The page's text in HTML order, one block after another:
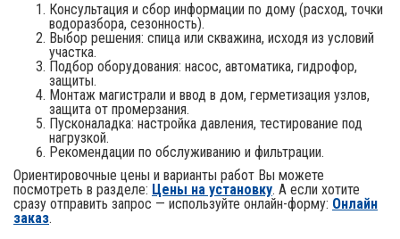
Консультация и сбор информации по дому (расход, точки
водоразбора, сезонность).
Выбор решения: спица или скважина, исходя из условий
участка.
Подбор оборудования: насос, автоматика, гидрофор,
защиты.
Монтаж магистрали и ввод в дом, герметизация узлов,
защита от промерзания.
Пусконаладка: настройка давления, тестирование под
нагрузкой.
Рекомендации по обслуживанию и фильтрации.
Ориентировочные цены и варианты работ Вы можете
посмотреть в разделе: Цены на установку. А если хотите
сразу отправить запрос — используйте онлайн-форму: Онлайн
заказ.